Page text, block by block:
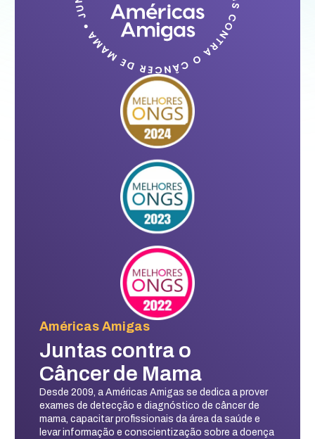
Américas Amigas
Juntas contra o
Câncer de Mama
Desde 2009, a Américas Amigas se dedica a prover
exames de detecção e diagnóstico de câncer de
mama, capacitar profissionais da área da saúde e
levar informação e conscientização sobre a doença